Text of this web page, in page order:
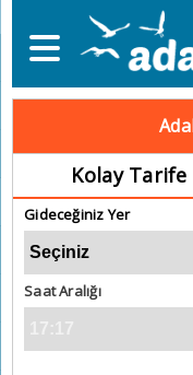
Kolay Tarife
Gideceğiniz Yer
Saat Aralığı